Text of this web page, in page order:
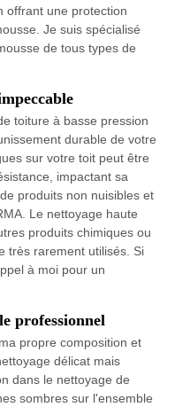
offrant une protection
Je suis spécialisé
de tous types de
toiture à basse pression
durable de votre
sur votre toit peut être
impactant sa
produits non nuisibles et
Le nettoyage haute
produits chimiques ou
très rarement utilisés. Si
à moi pour un
professionnel
propre composition et
délicat mais
dans le nettoyage de
sombres sur l'ensemble